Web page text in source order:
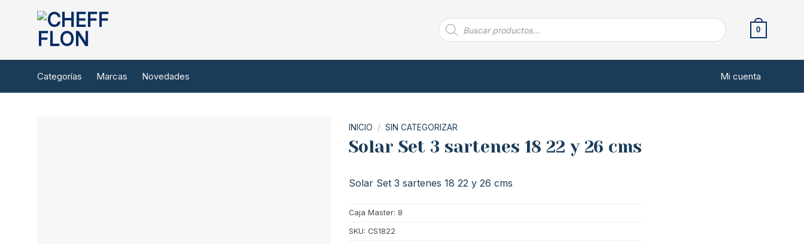
contenido
Búsqueda
de
productos
0
Categorías Marcas Novedades Mi cuenta
INICIO / SIN CATEGORIZAR
Solar Set 3 sartenes 18 22 y 26 cms
Solar Set 3 sartenes 18 22 y 26 cms
Caja Master: 8
SKU: CS1822